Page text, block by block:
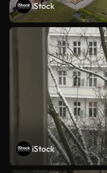
iStock
iStock